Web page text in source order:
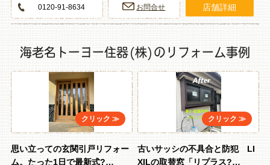
0120-91-8634 お問合せ 店舗詳細
海老名トーヨー住器(株)のリフォーム事例
思い立っての玄関引戸リフォー
ム。たった1日で最新式?…
古いサッシの不具合と防犯 LI
XILの取替窓「リプラス?…